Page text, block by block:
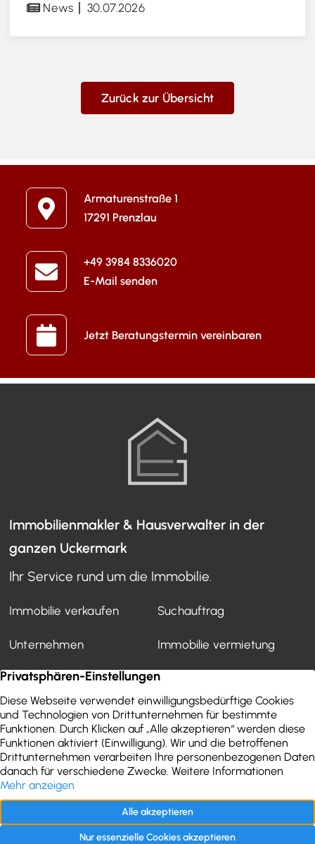
News 30.07.2026
Zurück zur Übersicht
Armaturenstraße 1
17291 Prenzlau
+49 3984 8336020
E-Mail senden
Jetzt Beratungstermin vereinbaren
Immobilienmakler & Hausverwalter in der
ganzen Uckermark
Ihr Service rund um die Immobilie.
Immobilie verkaufen Suchauftrag
Unternehmen Immobilie vermietung
Mietverwaltung Kundenstimmen
Finanzierung WEG-Verwaltung
Aktuelles Wertermittlung
Immobilien-Ratgeber Kontakt
Datenschutz